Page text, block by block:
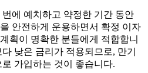
에 예치하고 약정한 기간 동안
안전하게 운용하면서 확정 이자
획이 명확한 분들에게 적합합니
낮은 금리가 적용되므로, 만기
가입하는 것이 좋습니다.